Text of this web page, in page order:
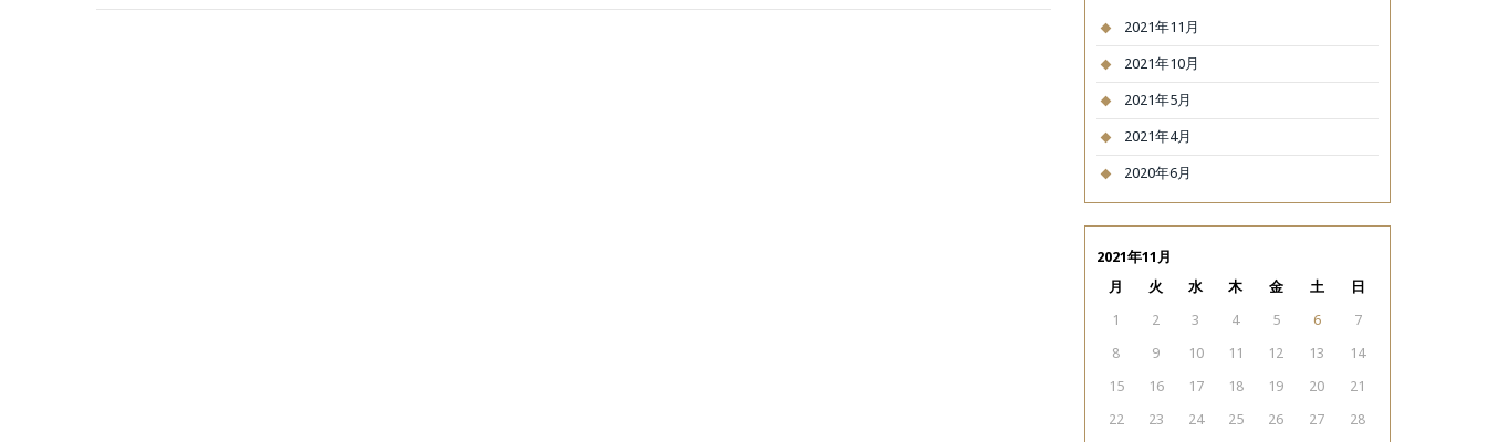
2021年11月
2021年10月
2021年5月
2021年4月
2020年6月
2021年11月
月
火 水 木 金 土
日
1
2 3 4 5 6
7
8
9 10 11 12 13
14
15
16 17 18 19 20
21
22
23 24 25 26 27
28